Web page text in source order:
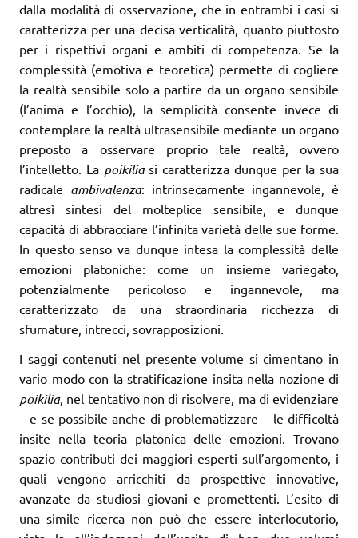
dalla modalità di osservazione, che in entrambi i casi si
caratterizza per una decisa verticalità, quanto piuttosto
per i rispettivi organi e ambiti di competenza. Se la
complessità (emotiva e teoretica) permette di cogliere
la realtà sensibile solo a partire da un organo sensibile
(l’anima e l’occhio), la semplicità consente invece di
contemplare la realtà ultrasensibile mediante un organo
preposto a osservare proprio tale realtà, ovvero
l’intelletto. La poikiliasi caratterizza dunque per la sua
radicale ambivalenza: intrinsecamente ingannevole, è
altresì sintesi del molteplice sensibile, e dunque
capacità di abbracciare l’infinita varietà delle sue forme.
In questo senso va dunque intesa la complessità delle
emozioni platoniche: come un insieme variegato,
potenzialmente pericoloso e ingannevole, ma
caratterizzato da una straordinaria ricchezza di
sfumature, intrecci, sovrapposizioni.
I saggi contenuti nel presente volume si cimentano in
vario modo con la stratificazione insita nella nozione di
poikilia, nel tentativo non di risolvere, ma di evidenziare
– e se possibile anche di problematizzare – le difficoltà
insite nella teoria platonica delle emozioni. Trovano
spazio contributi dei maggiori esperti sull’argomento, i
quali vengono arricchiti da prospettive innovative,
avanzate da studiosi giovani e promettenti. L’esito di
una simile ricerca non può che essere interlocutorio,